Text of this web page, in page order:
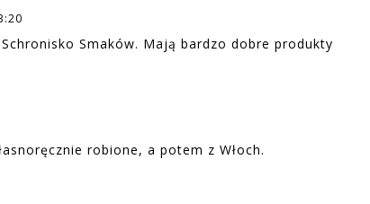
Smaków. Mają bardzo dobre produkty
robione, a potem z Włoch.